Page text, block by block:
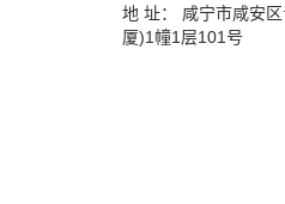
地 址： 咸宁市咸安
厦)1幢1层101号